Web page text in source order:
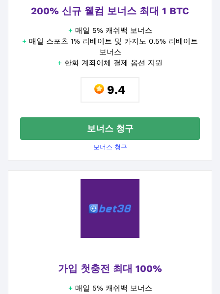
200% 신규 웰컴 보너스 최대 1 BTC
+ 매일 5% 캐쉬백 보너스
+ 매일 스포츠 1% 리베이트 및 카지노 0.5% 리베이트
보너스
+ 한화 계좌이체 결제 옵션 지원
9.4
보너스 청구
보너스 청구
가입 첫충전 최대 100%
+ 매일 5% 캐쉬백 보너스